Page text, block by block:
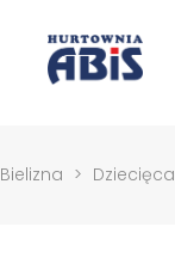
Bielizna > Dziecięca